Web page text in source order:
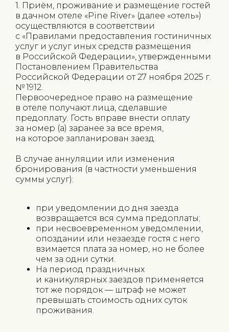
1. Приём, проживание и размещение гостей
в дачном отеле «Pine River» (далее «отель»)
осуществляются в соответствии
с «Правилами предоставления гостиничных
услуг и услуг иных средств размещения
в Российской Федерации», утвержденными
Постановлением Правительства
Российской Федерации от 27 ноября 2025 г.
№ 1912.
Первоочередное право на размещение
в отеле получают лица, сделавшие
предоплату. Гость вправе внести оплату
за номер (а) заранее за все время,
на которое запланирован заезд.
В случае аннуляции или изменения
бронирования (в частности уменьшения
суммы услуг):
при уведомлении до дня заезда
возвращается вся сумма предоплаты;
при несвоевременном уведомлении,
опоздании или незаезде гостя с него
взимается плата за номер, но не более
чем за одни сутки.
На период праздничных
и каникулярных заездов применяется
тот же порядок — штраф не может
превышать стоимость одних суток
проживания.